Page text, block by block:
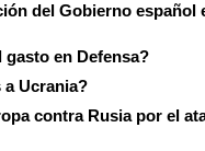
del Gobierno español
gasto en Defensa?
a Ucrania?
contra Rusia por el